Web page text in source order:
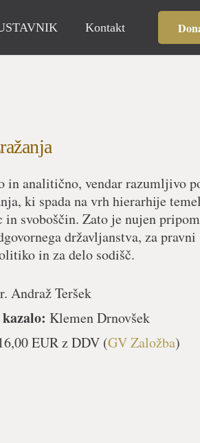
Kontakt
in analitično, vendar razumljivo
ki spada na vrh hierarhije
in svoboščin. Zato je nujen
državljanstva, za
in za delo sodišč.
Andraž Teršek
Klemen Drnovšek
EUR z DDV (GV Založba)